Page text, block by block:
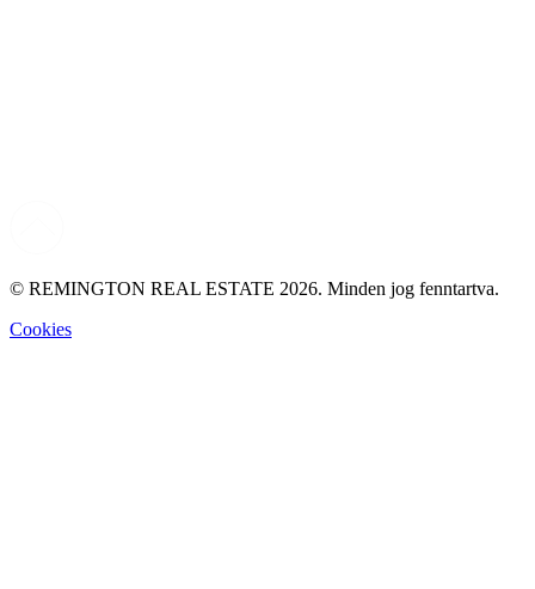
© REMINGTON REAL ESTATE 2026. Minden jog fenntartva.
Cookies